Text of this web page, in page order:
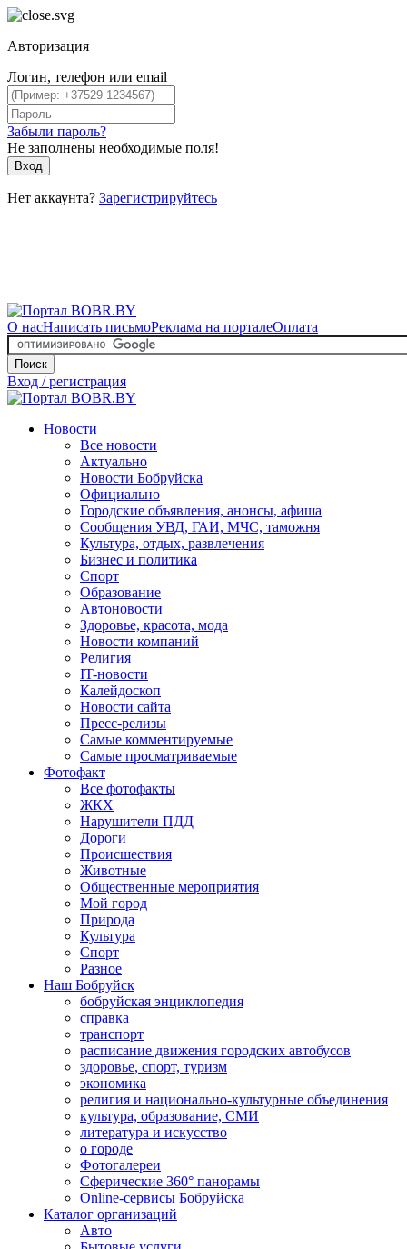
Авторизация
Логин, телефон или email
Забыли пароль?
Не заполнены необходимые поля!
Вход
Нет аккаунта? Зарегистрируйтесь
О насНаписать письмоРеклама на порталеОплата
Поиск
Вход / регистрация
Новости
Все новости
Актуально
Новости Бобруйска
Официально
Городские объявления, анонсы, афиша
Сообщения УВД, ГАИ, МЧС, таможня
Культура, отдых, развлечения
Бизнес и политика
Спорт
Образование
Автоновости
Здоровье, красота, мода
Новости компаний
Религия
IT-новости
Калейдоскоп
Новости сайта
Пресс-релизы
Самые комментируемые
Самые просматриваемые
Фотофакт
Все фотофакты
ЖКХ
Нарушители ПДД
Дороги
Происшествия
Животные
Общественные мероприятия
Мой город
Природа
Культура
Спорт
Разное
Наш Бобруйск
бобруйская энциклопедия
справка
транспорт
расписание движения городских автобусов
здоровье, спорт, туризм
экономика
религия и национально-культурные объединения
культура, образование, СМИ
литература и искусство
о городе
Фотогалереи
Сферические 360° панорамы
Online-сервисы Бобруйска
Каталог организаций
Авто